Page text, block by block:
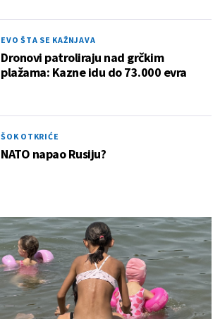
EVO ŠTA SE KAŽNJAVA
Dronovi patroliraju nad grčkim
plažama: Kazne idu do 73.000 evra
ŠOK OTKRIĆE
NATO napao Rusiju?